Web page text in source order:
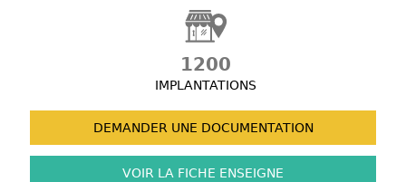
1200
IMPLANTATIONS
DEMANDER UNE DOCUMENTATION
VOIR LA FICHE ENSEIGNE